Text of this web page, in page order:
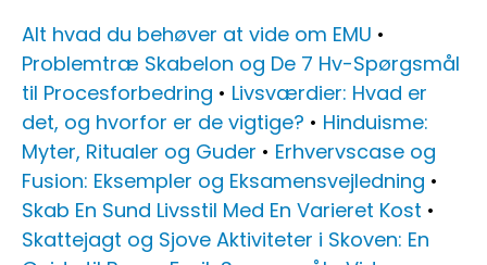
Alt hvad du behøver at vide om EMU •
Problemtræ Skabelon og De 7 Hv-Spørgsmål
til Procesforbedring • Livsværdier: Hvad er
det, og hvorfor er de vigtige? • Hinduisme:
Myter, Ritualer og Guder • Erhvervscase og
Fusion: Eksempler og Eksamensvejledning •
Skab En Sund Livsstil Med En Varieret Kost •
Skattejagt og Sjove Aktiviteter i Skoven: En